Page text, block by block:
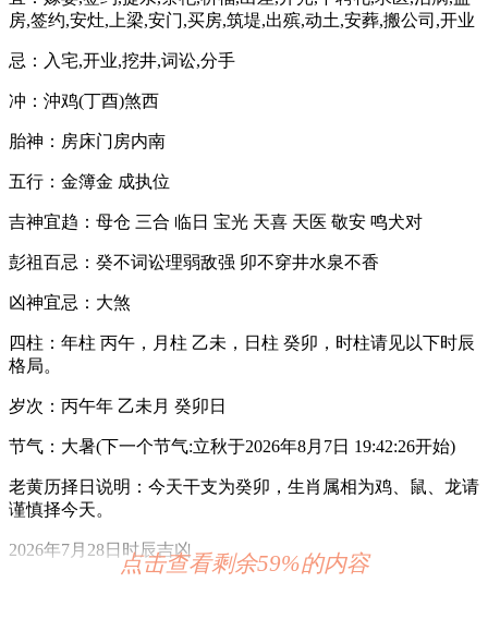
房,签约,安灶,上梁,安门,买房,筑堤,出殡,动土,安葬,搬公司,开业
忌：入宅,开业,挖井,词讼,分手
冲：沖鸡(丁酉)煞西
胎神：房床门房内南
五行：金簿金 成执位
吉神宜趋：母仓 三合 临日 宝光 天喜 天医 敬安 鸣犬对
彭祖百忌：癸不词讼理弱敌强 卯不穿井水泉不香
凶神宜忌：大煞
四柱：年柱 丙午，月柱 乙未，日柱 癸卯，时柱请见以下时辰
格局。
岁次：丙午年 乙未月 癸卯日
节气：大暑(下一个节气:立秋于2026年8月7日 19:42:26开始)
老黄历择日说明：今天干支为癸卯，生肖属相为鸡、鼠、龙请
谨慎择今天。
2026年7月28日时辰吉凶
点击查看剩余59%的内容